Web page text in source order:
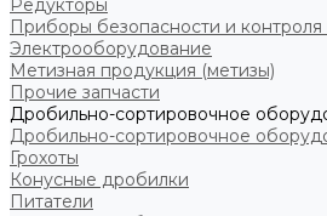
Редукторы
Приборы безопасности и контроля
Электрооборудование
Метизная продукция (метизы)
Прочие запчасти
Дробильно-сортировочное
Дробильно-сортировочное
Грохоты
Конусные дробилки
Питатели